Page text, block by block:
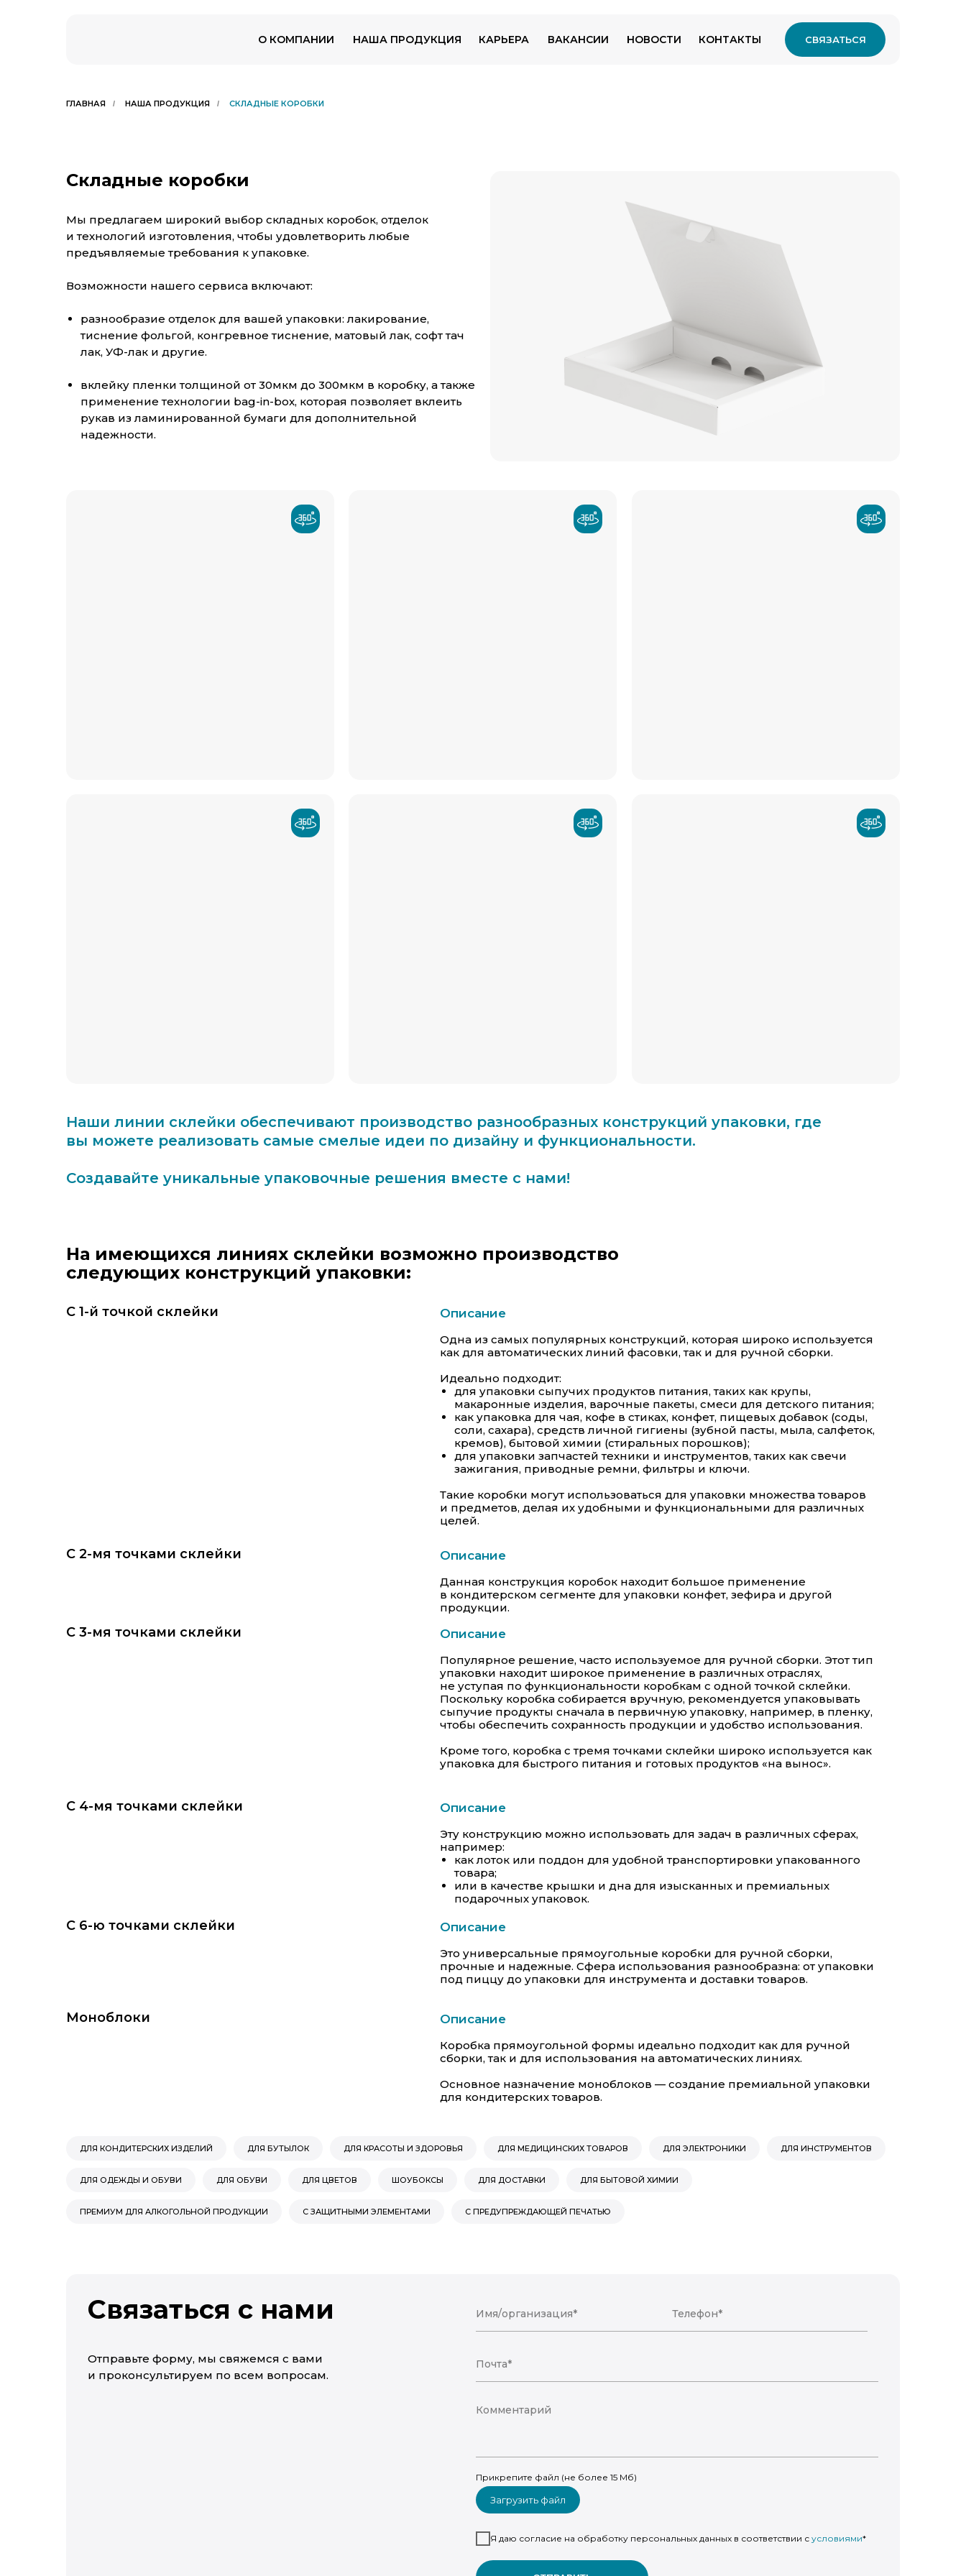
СВЯЗАТЬСЯ
О КОМПАНИИ НАША ПРОДУКЦИЯ КАРЬЕРА НОВОСТИ КОНТАКТЫ
ВАКАНСИИ
ГЛАВНАЯ / НАША ПРОДУКЦИЯ / СКЛАДНЫЕ КОРОБКИ
Складные коробки
Мы предлагаем широкий выбор складных коробок, отделок
и технологий изготовления, чтобы удовлетворить любые
предъявляемые требования к упаковке.
Возможности нашего сервиса включают:
разнообразие отделок для вашей упаковки: лакирование,
тиснение фольгой, конгревное тиснение, матовый лак, софт тач
лак, УФ-лак и другие.
вклейку пленки толщиной от 30мкм до 300мкм в коробку, а также
применение технологии bag-in-box, которая позволяет вклеить
рукав из ламинированной бумаги для дополнительной
надежности.
Наши линии склейки обеспечивают производство разнообразных конструкций упаковки, где
вы можете реализовать самые смелые идеи по дизайну и функциональности.
Создавайте уникальные упаковочные решения вместе с нами!
На имеющихся линиях склейки возможно производство
следующих конструкций упаковки:
С 1-й точкой склейки
Одна из самых популярных конструкций, которая широко используется
как для автоматических линий фасовки, так и для ручной сборки.
Идеально подходит:
для упаковки сыпучих продуктов питания, таких как крупы,
макаронные изделия, варочные пакеты, смеси для детского питания;
как упаковка для чая, кофе в стиках, конфет, пищевых добавок (соды,
соли, сахара), средств личной гигиены (зубной пасты, мыла, салфеток,
кремов), бытовой химии (стиральных порошков);
для упаковки запчастей техники и инструментов, таких как свечи
зажигания, приводные ремни, фильтры и ключи.
Такие коробки могут использоваться для упаковки множества товаров
и предметов, делая их удобными и функциональными для различных
целей.
Описание
С 2-мя точками склейки
Данная конструкция коробок находит большое применение
в кондитерском сегменте для упаковки конфет, зефира и другой
продукции.
Описание
С 3-мя точками склейки
Популярное решение, часто используемое для ручной сборки. Этот тип
упаковки находит широкое применение в различных отраслях,
не уступая по функциональности коробкам с одной точкой склейки.
Поскольку коробка собирается вручную, рекомендуется упаковывать
сыпучие продукты сначала в первичную упаковку, например, в пленку,
чтобы обеспечить сохранность продукции и удобство использования.
Кроме того, коробка с тремя точками склейки широко используется как
упаковка для быстрого питания и готовых продуктов «на вынос».
Описание
С 4-мя точками склейки
Эту конструкцию можно использовать для задач в различных сферах,
например:
как лоток или поддон для удобной транспортировки упакованного
товара;
или в качестве крышки и дна для изысканных и премиальных
подарочных упаковок.
Описание
С 6-ю точками склейки
Это универсальные прямоугольные коробки для ручной сборки,
прочные и надежные. Сфера использования разнообразна: от упаковки
под пиццу до упаковки для инструмента и доставки товаров.
Описание
Моноблоки
Коробка прямоугольной формы идеально подходит как для ручной
сборки, так и для использования на автоматических линиях.
Основное назначение моноблоков — создание премиальной упаковки
для кондитерских товаров.
Описание
ДЛЯ КОНДИТЕРСКИХ ИЗДЕЛИЙ ДЛЯ БУТЫЛОК ДЛЯ КРАСОТЫ И ЗДОРОВЬЯ ДЛЯ МЕДИЦИНСКИХ ТОВАРОВ ДЛЯ ЭЛЕКТРОНИКИ ДЛЯ ИНСТРУМЕНТОВ
ДЛЯ ОДЕЖДЫ И ОБУВИ ДЛЯ ОБУВИ ДЛЯ ЦВЕТОВ ШОУБОКСЫ ДЛЯ ДОСТАВКИ ДЛЯ БЫТОВОЙ ХИМИИ
ПРЕМИУМ ДЛЯ АЛКОГОЛЬНОЙ ПРОДУКЦИИ С ЗАЩИТНЫМИ ЭЛЕМЕНТАМИ С ПРЕДУПРЕЖДАЮЩЕЙ ПЕЧАТЬЮ
Связаться с нами
Прикрепите файл (не более 15 Мб)
Загрузить файл
Я даю согласие на обработку персональных данных в соответствии с условиями*
Отправьте форму, мы свяжемся с вами
и проконсультируем по всем вопросам.